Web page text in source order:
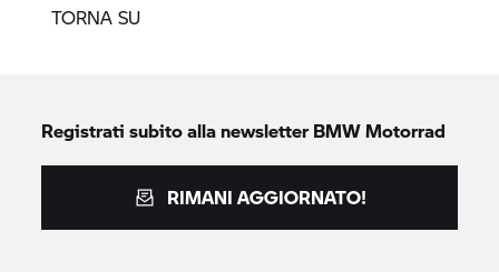
TORNA SU
Registrati subito alla newsletterBMW Motorrad
RIMANI AGGIORNATO!